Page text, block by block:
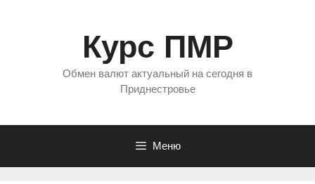
Курс ПМР
Обмен валют актуальный на сегодня в
Приднестровье
Меню